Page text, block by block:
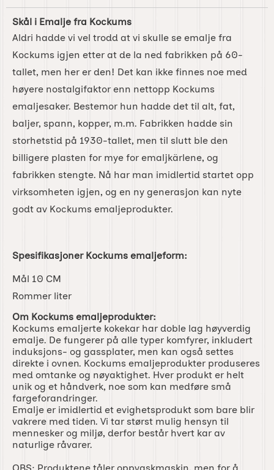
Skål i Emalje fra Kockums
Aldri hadde vi vel trodd at vi skulle se emalje fra
Kockums igjen etter at de la ned fabrikken på 60-
tallet, men her er den! Det kan ikke finnes noe med
høyere nostalgifaktor enn nettopp Kockums
emaljesaker. Bestemor hun hadde det til alt, fat,
baljer, spann, kopper, m.m. Fabrikken hadde sin
storhetstid på 1930-tallet, men til slutt ble den
billigere plasten for mye for emaljkärlene, og
fabrikken stengte. Nå har man imidlertid startet opp
virksomheten igjen, og en ny generasjon kan nyte
godt av Kockums emaljeprodukter.
Spesifikasjoner Kockums emaljeform:
Mål 10 CM
Rommer liter
Om Kockums emaljeprodukter:
Kockums emaljerte kokekar har doble lag høyverdig
emalje. De fungerer på alle typer komfyrer, inkludert
induksjons- og gassplater, men kan også settes
direkte i ovnen. Kockums emaljeprodukter produseres
med omtanke og nøyaktighet. Hver produkt er helt
unik og et håndverk, noe som kan medføre små
fargeforandringer.
Emalje er imidlertid et evighetsprodukt som bare blir
vakrere med tiden. Vi tar størst mulig hensyn til
mennesker og miljø, derfor består hvert kar av
naturlige råvarer.